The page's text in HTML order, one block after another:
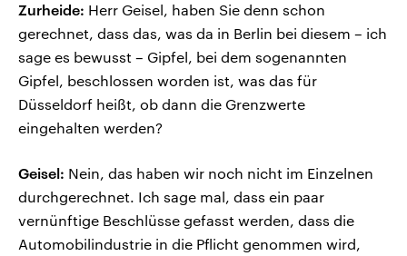
Zurheide: Herr Geisel, haben Sie denn schon
gerechnet, dass das, was da in Berlin bei diesem – ich
sage es bewusst – Gipfel, bei dem sogenannten
Gipfel, beschlossen worden ist, was das für
Düsseldorf heißt, ob dann die Grenzwerte
eingehalten werden?
Geisel: Nein, das haben wir noch nicht im Einzelnen
durchgerechnet. Ich sage mal, dass ein paar
vernünftige Beschlüsse gefasst werden, dass die
Automobilindustrie in die Pflicht genommen wird,